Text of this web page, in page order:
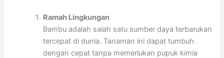
Ramah Lingkungan
Bambu adalah salah satu sumber daya terbarukan
tercepat di dunia. Tanaman ini dapat tumbuh
dengan cepat tanpa memerlukan pupuk kimia